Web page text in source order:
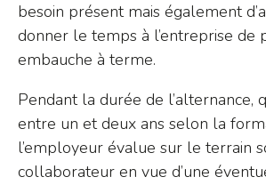
besoin présent mais également
donner le temps à l’entreprise de
embauche à terme.
Pendant la durée de l’alternance,
entre un et deux ans selon la
l’employeur évalue sur le terrain
collaborateur en vue d’une